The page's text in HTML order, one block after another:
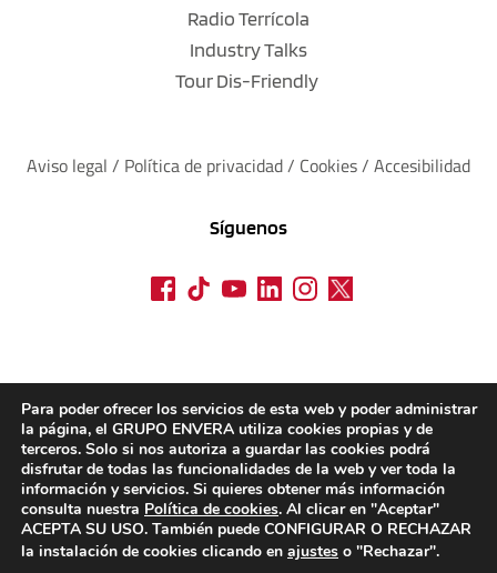
Radio Terrícola
Industry Talks
Tour Dis-Friendly
Aviso legal / Política de privacidad / Cookies / Accesibilidad
Síguenos
Para poder ofrecer los servicios de esta web y poder administrar
la página, el GRUPO ENVERA utiliza cookies propias y de
terceros. Solo si nos autoriza a guardar las cookies podrá
disfrutar de todas las funcionalidades de la web y ver toda la
información y servicios. Si quieres obtener más información
consulta nuestra Política de cookies. Al clicar en "Aceptar"
ACEPTA SU USO. También puede CONFIGURAR O RECHAZAR
la instalación de cookies clicando en ajustes o "Rechazar".